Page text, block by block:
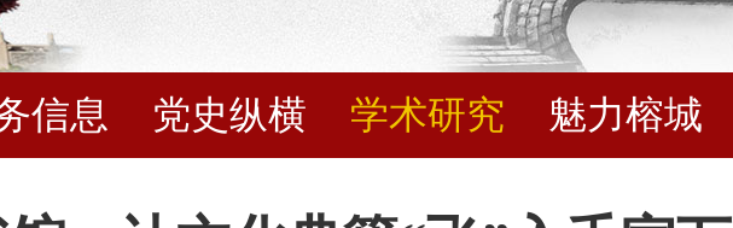
信息 党史纵横 学术研究 魅力榕城